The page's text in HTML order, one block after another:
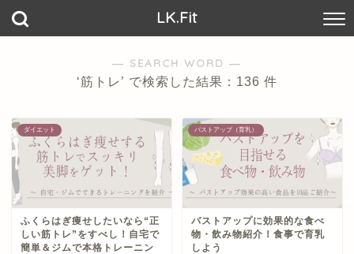
LK.Fit
― SEARCH WORD ―
‘筋トレ’ で検索した結果：136 件
ダイエット
ふくらはぎ痩せしたいなら“正
しい筋トレ”をすべし！自宅で
簡単＆ジムで本格トレーニン
バストアップ（育乳）
バストアップに効果的な食べ
物・飲み物紹介！食事で育乳
しよう